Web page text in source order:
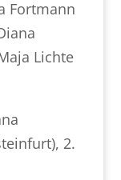
Fortmann
Lichte
2.